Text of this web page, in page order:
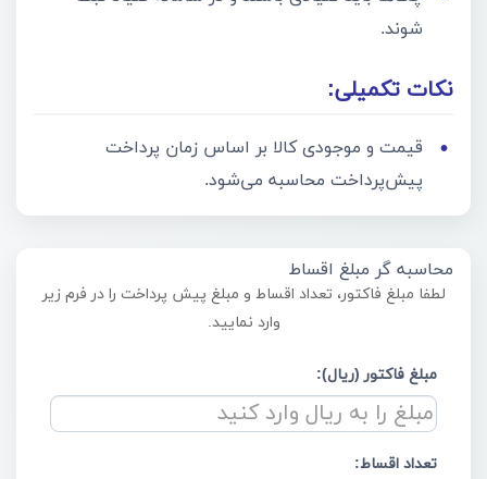
شوند.
نکات تکمیلی:
قیمت و موجودی کالا بر اساس زمان پرداخت
پیش‌پرداخت محاسبه می‌شود.
محاسبه گر مبلغ اقساط
لطفا مبلغ فاکتور، تعداد اقساط و مبلغ پیش پرداخت را در فرم زیر
وارد نمایید.
مبلغ فاکتور (ریال):
تعداد اقساط: